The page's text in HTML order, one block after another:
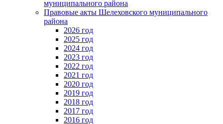
муниципального района
Правовые акты Шелеховского муниципального
района
2026 год
2025 год
2024 год
2023 год
2022 год
2021 год
2020 год
2019 год
2018 год
2017 год
2016 год